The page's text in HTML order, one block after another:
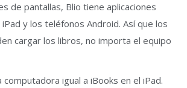
de pantallas, Blio tiene aplicaciones
y los teléfonos Android. Así que los
cargar los libros, no importa el equipo
computadora igual a iBooks en el iPad.